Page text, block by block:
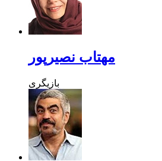
مهتاب نصیرپور
بازیگری